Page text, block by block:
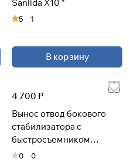
Sanlida X10 "
5 1
В корзину
4 700 Р
Вынос отвод бокового
стабилизатора с
быстросъемником
Perfogen
0 0